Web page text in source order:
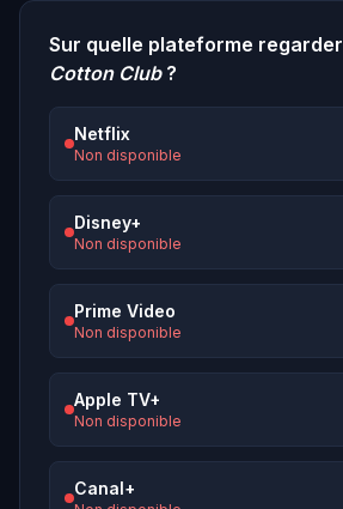
Sur quelle plateforme regarder
Cotton Club?
Netflix
Non disponible
Disney+
Non disponible
Prime Video
Non disponible
Apple TV+
Non disponible
Canal+